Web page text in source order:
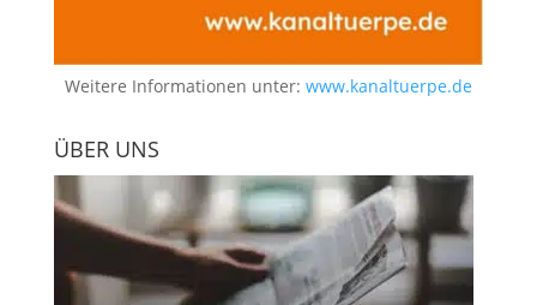
Weitere Informationen unter: www.kanaltuerpe.de
ÜBER UNS